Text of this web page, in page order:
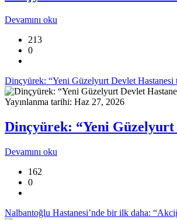
Devamını oku
213
0
Dinçyürek: “Yeni Güzelyurt Devlet Hastanesi
Yayınlanma tarihi: Haz 27, 2026
Dinçyürek: “Yeni Güzelyurt
Devamını oku
162
0
Nalbantoğlu Hastanesi’nde bir ilk daha: